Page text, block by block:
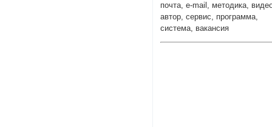
почта, e-mail, методика,
автор, сервис, программа,
система, вакансия